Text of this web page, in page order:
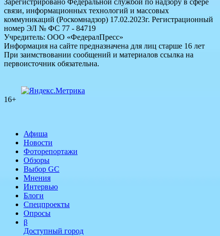
Зарегистрировано Федеральной службой по надзору в сфере
связи, информационных технологий и массовых
коммуникаций (Роскомнадзор) 17.02.2023г. Регистрационный
номер ЭЛ № ФС 77 - 84719
Учредитель: ООО «ФедералПресс»
Информация на сайте предназначена для лиц старше 16 лет
При заимствовании сообщений и материалов ссылка на
первоисточник обязательна.
16+
Афиша
Новости
Фоторепортажи
Обзоры
Выбор GC
Мнения
Интервью
Блоги
Спецпроекты
Опросы
β
Доступный город